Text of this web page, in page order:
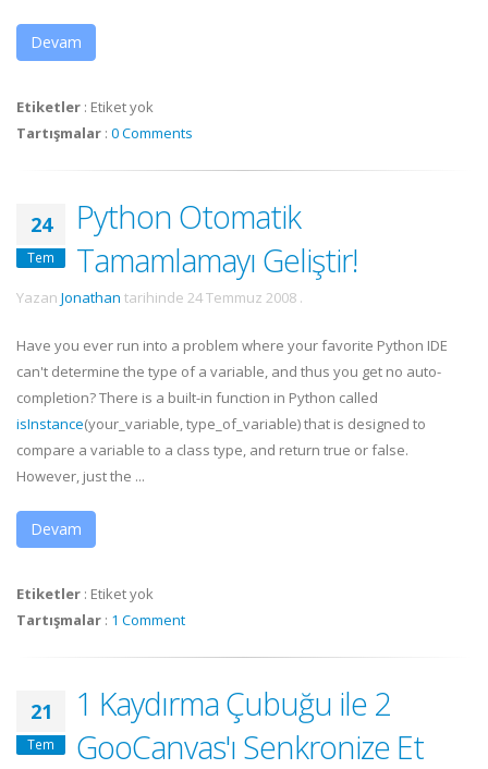
Devam
Etiketler : Etiket yok
Tartışmalar : 0 Comments
24
Tem
Python Otomatik
Tamamlamayı Geliştir!
Yazan Jonathan tarihinde 24 Temmuz 2008 .
Have you ever run into a problem where your favorite Python IDE
can't determine the type of a variable, and thus you get no auto-
completion? There is a built-in function in Python called
isInstance(your_variable, type_of_variable) that is designed to
compare a variable to a class type, and return true or false.
However, just the ...
Devam
Etiketler : Etiket yok
Tartışmalar : 1 Comment
21
Tem
1 Kaydırma Çubuğu ile 2
GooCanvas'ı Senkronize Et